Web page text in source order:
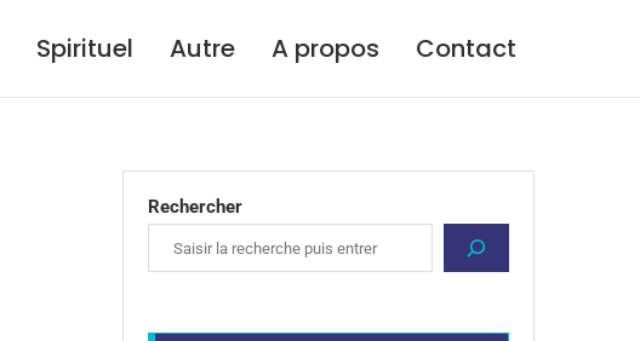
Spirituel Autre A propos Contact
Rechercher